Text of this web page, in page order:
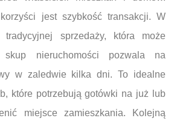
jest szybkość transakcji. W
tradycyjnej sprzedaży, która może
skup nieruchomości pozwala na
w zaledwie kilka dni. To idealne
które potrzebują gotówki na już lub
miejsce zamieszkania. Kolejną